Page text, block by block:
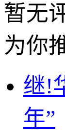
暂无
为你
继!
年”